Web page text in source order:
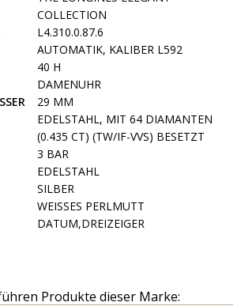
COLLECTION
L4.310.0.87.6
AUTOMATIK, KALIBER L592
40 H
DAMENUHR
29 MM
EDELSTAHL, MIT 64 DIAMANTEN
(0.435 CT) (TW/IF-VVS) BESETZT
3 BAR
EDELSTAHL
SILBER
WEISSES PERLMUTT
DATUM,DREIZEIGER
Produkte dieser Marke: